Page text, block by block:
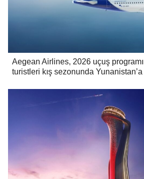
Aegean Airlines, 2026 uçuş
turistleri kış sezonunda